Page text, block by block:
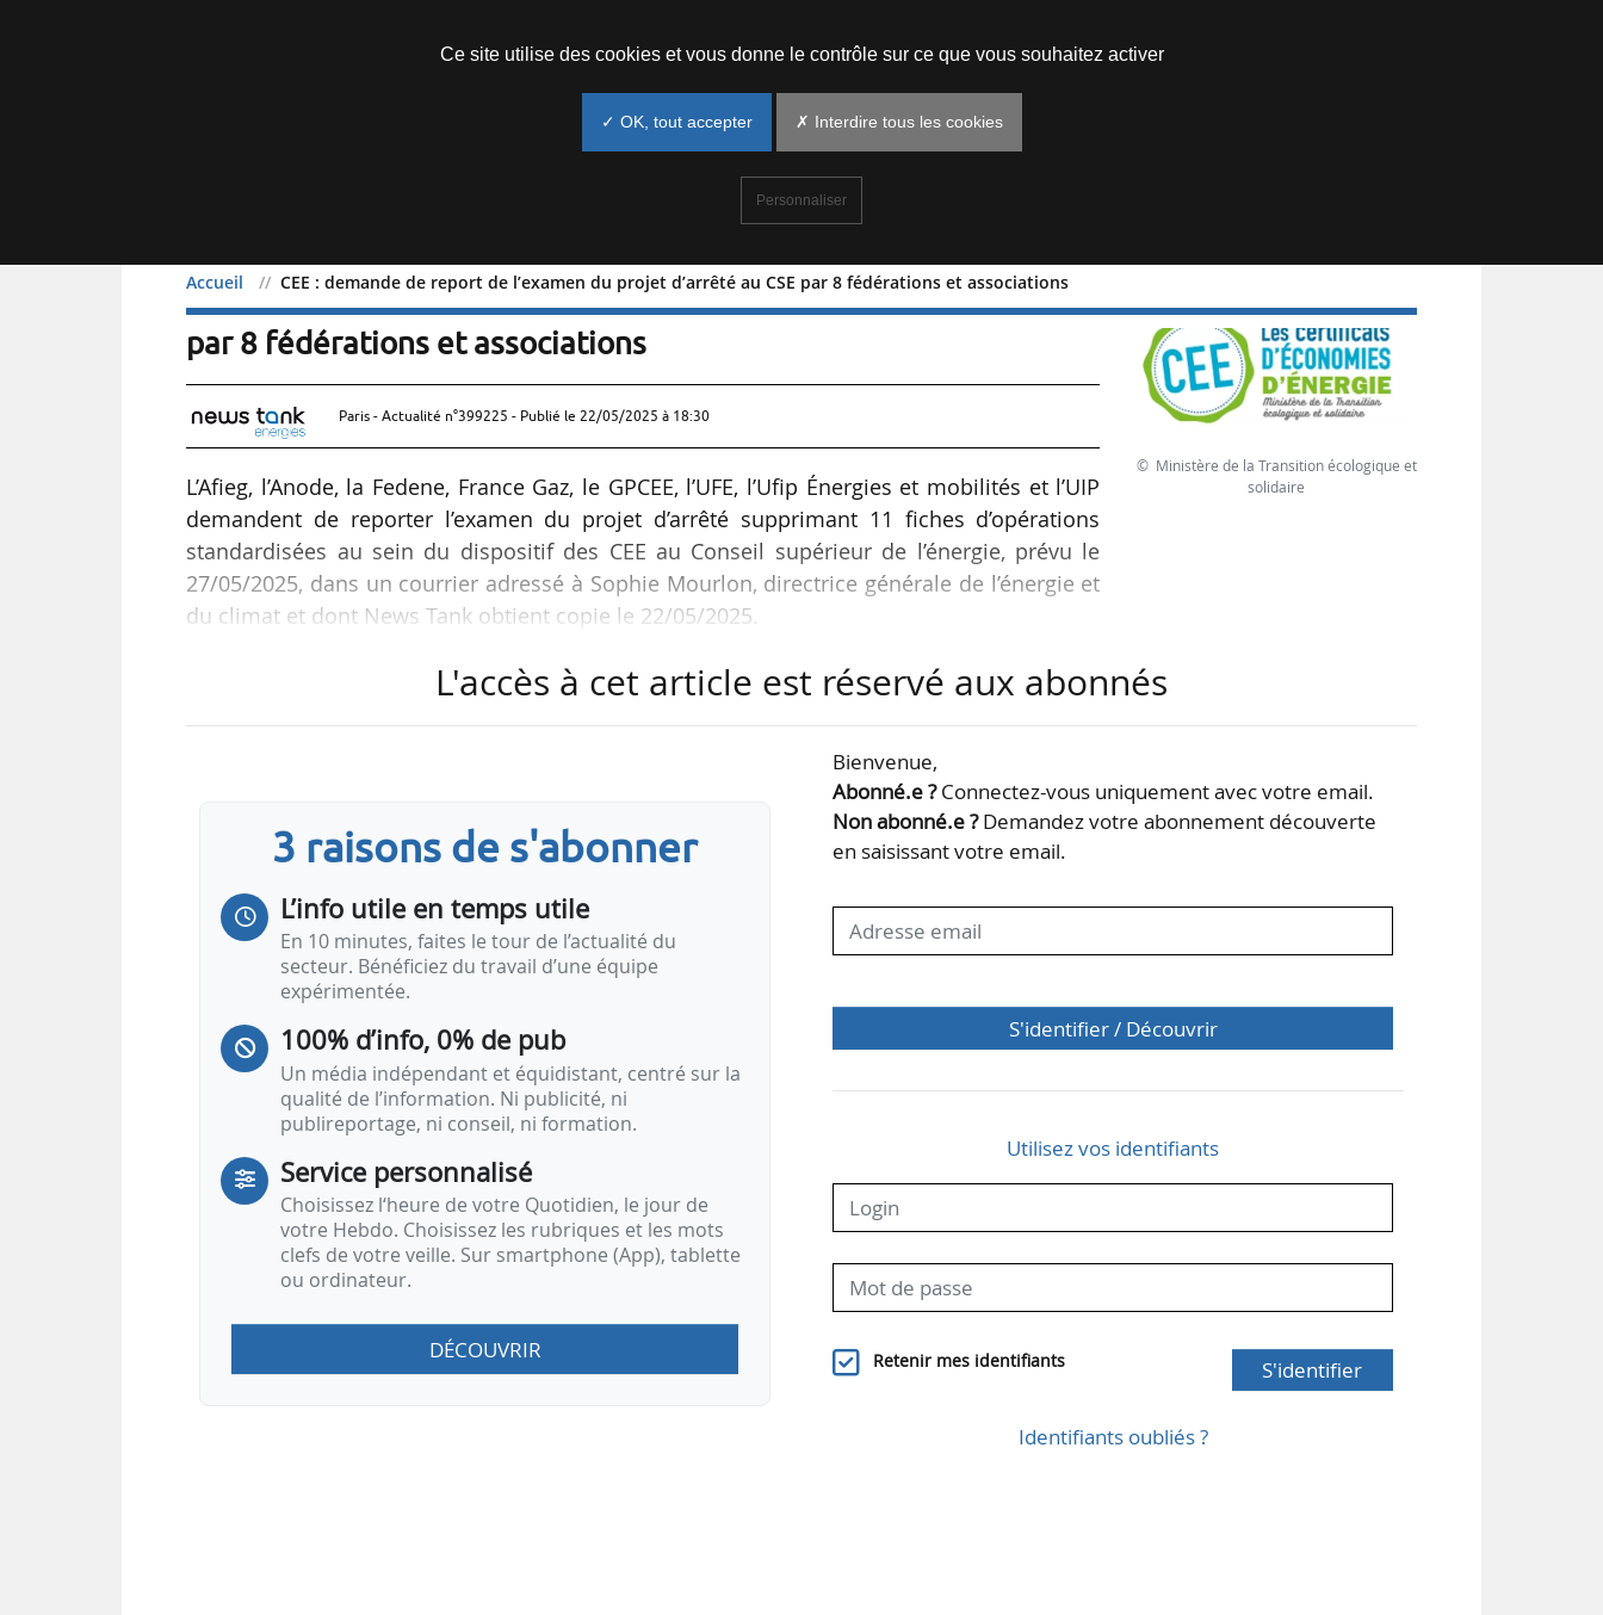
Accueil CEE : demande de report de l’examen du projet d’arrêté au CSE par 8 fédérations et associations
CEE : demande de report de l’examen du projet d’arrêté au CSE
par 8 fédérations et associations
Paris - Actualité n°399225 - Publié le 22/05/2025 à 18:30
L’Afieg, l’Anode, la Fedene, France Gaz, le GPCEE, l’UFE, l’Ufip Énergies et mobilités et l’UIP
demandent de reporter l’examen du projet d’arrêté supprimant 11 fiches d’opérations
standardisées au sein du dispositif des CEE au Conseil supérieur de l’énergie, prévu le
27/05/2025, dans un courrier adressé à Sophie Mourlon, directrice générale de l’énergie et
du climat et dont News Tank obtient copie le 22/05/2025.
Les huit fédérations et associations professionnelles, membres du CSE, demandent de
suppression, qui rompt de fait le cadre du dialogue habituel entre l’Administration et ses
© Ministère de la Transition écologique et
solidaire
L'accès à cet article est réservé aux abonnés
3 raisons de s'abonner
L’info utile en temps utile
En 10 minutes, faites le tour de l’actualité du
secteur. Bénéficiez du travail d’une équipe
expérimentée.
100% d’info, 0% de pub
Un média indépendant et équidistant, centré sur la
qualité de l’information. Ni publicité, ni
publireportage, ni conseil, ni formation.
Service personnalisé
Choisissez l‘heure de votre Quotidien, le jour de
votre Hebdo. Choisissez les rubriques et les mots
clefs de votre veille. Sur smartphone (App), tablette
ou ordinateur.
DÉCOUVRIR
Bienvenue,
Abonné.e ?Connectez-vous uniquement avec votre email.
Non abonné.e ?Demandez votre abonnement découverte
en saisissant votre email.
S'identifier / Découvrir
Utilisez vos identifiants
Retenir mes identifiants S'identifier
Identifiants oubliés ?
Ce site utilise des cookies et vous donne le contrôle sur ce que vous souhaitez activer
✓ OK, tout accepter ✗ Interdire tous les cookies
Personnaliser